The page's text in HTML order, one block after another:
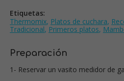
Etiquetas:
Thermomix, Platos de cuchara,
Tradicional, Primeros platos,
Preparación
1- Reservar un vasito medidor de